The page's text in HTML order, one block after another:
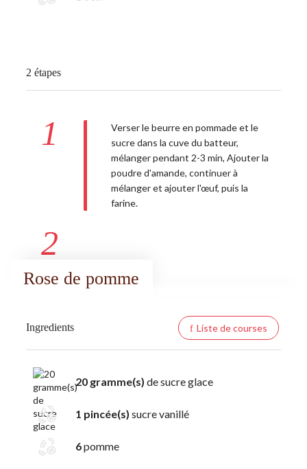
2 étapes
1
Verser le beurre en pommade et le
sucre dans la cuve du batteur,
mélanger pendant 2-3 min, Ajouter la
poudre d'amande, continuer à
mélanger et ajouter l'œuf, puis la
farine.
2
Rose de pomme
Ingredients Liste de courses
20 gramme(s) de sucre glace
1 pincée(s) sucre vanillé
6pomme